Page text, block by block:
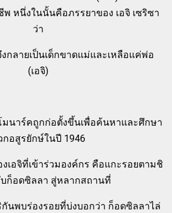
หนึ่งในนั้นคือภรรยาของ เอจิ เซริซา
ว่า
กลายเป็นเด็กขาดแม่และเหลือแค่พ่อ
(เอจิ)
มนาร์คถูกก่อตั้งขึ้นเพื่อค้นหาและศึกษา
กอสูรยักษ์ในปี 1946
เอจิที่เข้าร่วมองค์กร คือแกะรอยตามชิ
ก็อดซิลลา สู่หลากสถานที่
กันพบร่องรอยที่บ่งบอกว่า ก็อดซิลลาไล่